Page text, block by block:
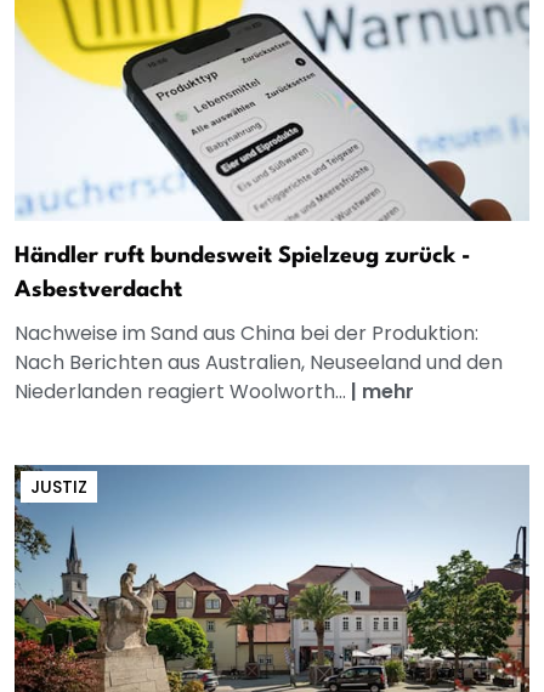
Händler ruft bundesweit Spielzeug zurück -
Asbestverdacht
Nachweise im Sand aus China bei der Produktion:
Nach Berichten aus Australien, Neuseeland und den
Niederlanden reagiert Woolworth... | mehr
JUSTIZ